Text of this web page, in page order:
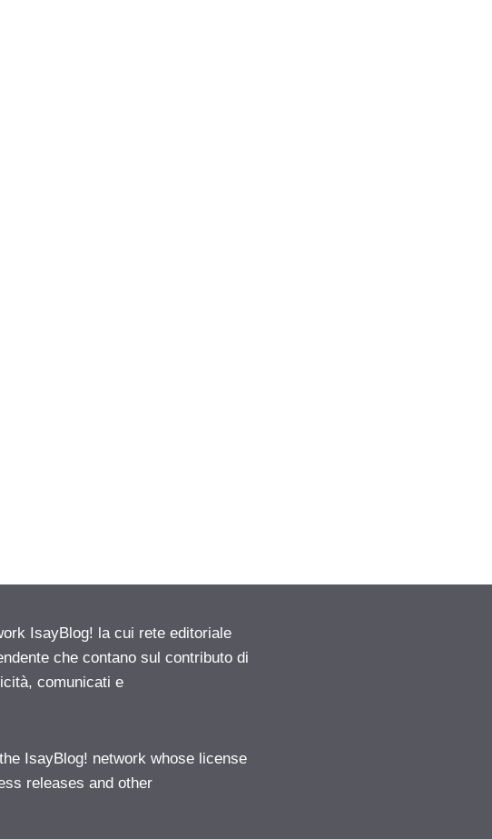
IsayBlog! la cui rete editoriale
che contano sul contributo di
comunicati e
IsayBlog! network whose license
releases and other